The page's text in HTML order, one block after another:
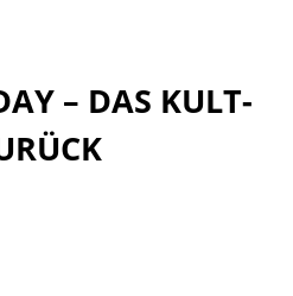
– DAS KULT-